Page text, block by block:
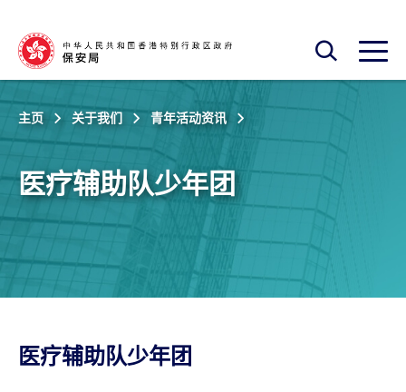
开启搜寻框
开启
主页 关于我们 青年活动资讯
医疗辅助队少年团
医疗辅助队少年团